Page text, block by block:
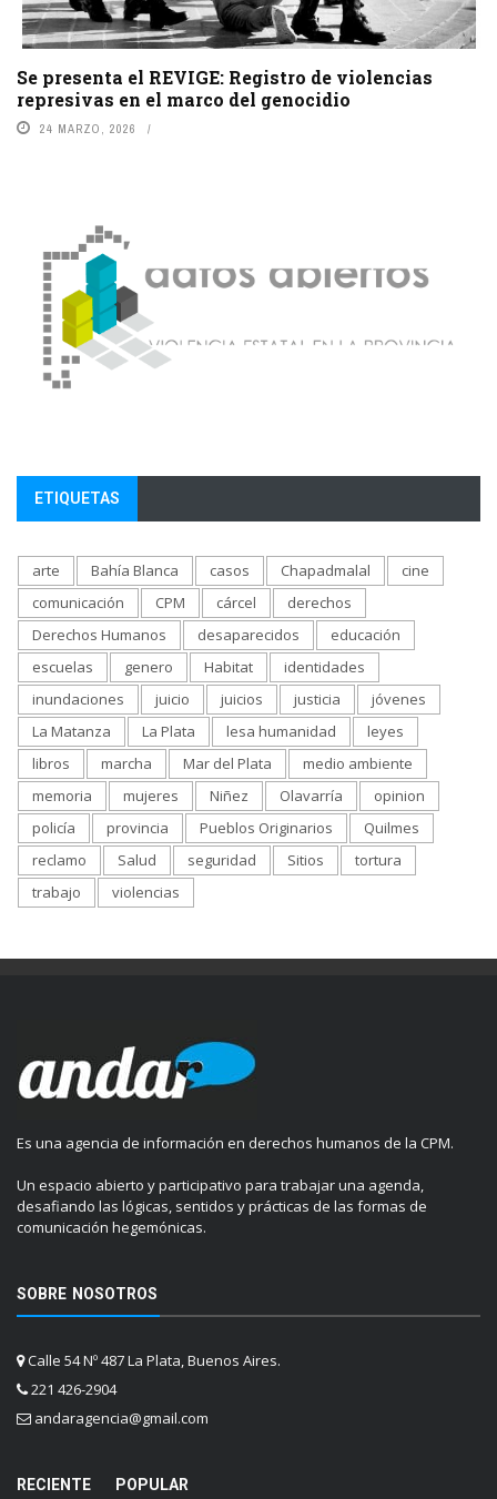
Se presenta el REVIGE: Registro de violencias
represivas en el marco del genocidio
24 MARZO, 2026
ETIQUETAS
arte Bahía Blanca casos Chapadmalal
cine
comunicación
CPM cárcel
derechos
Derechos Humanos
desaparecidos
educación
escuelas
genero Habitat
identidades
inundaciones
juicio juicios justicia
jóvenes
La Matanza
La Plata lesa humanidad
leyes
libros
marcha Mar del Plata
medio ambiente
memoria
mujeres Niñez Olavarría
opinion
policía
provincia Pueblos Originarios
Quilmes
reclamo
Salud seguridad Sitios
tortura
trabajo
violencias
Es una agencia de información en derechos humanos de la CPM.
Un espacio abierto y participativo para trabajar una agenda,
desafiando las lógicas, sentidos y prácticas de las formas de
comunicación hegemónicas.
SOBRE NOSOTROS
Calle 54 Nº 487 La Plata, Buenos Aires.
221 426-2904
andaragencia@gmail.com
RECIENTE POPULAR